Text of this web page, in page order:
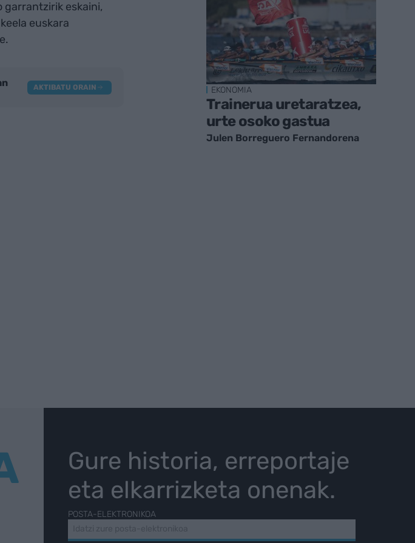
garrantzirik eskaini,
euskara
AKTIBATU ORAIN EKONOMIA
Trainerua uretaratzea,
urte osoko gastua
Julen Borreguero Fernandorena
Gure historia, erreportaje
eta elkarrizketa onenak.
POSTA-ELEKTRONIKOA